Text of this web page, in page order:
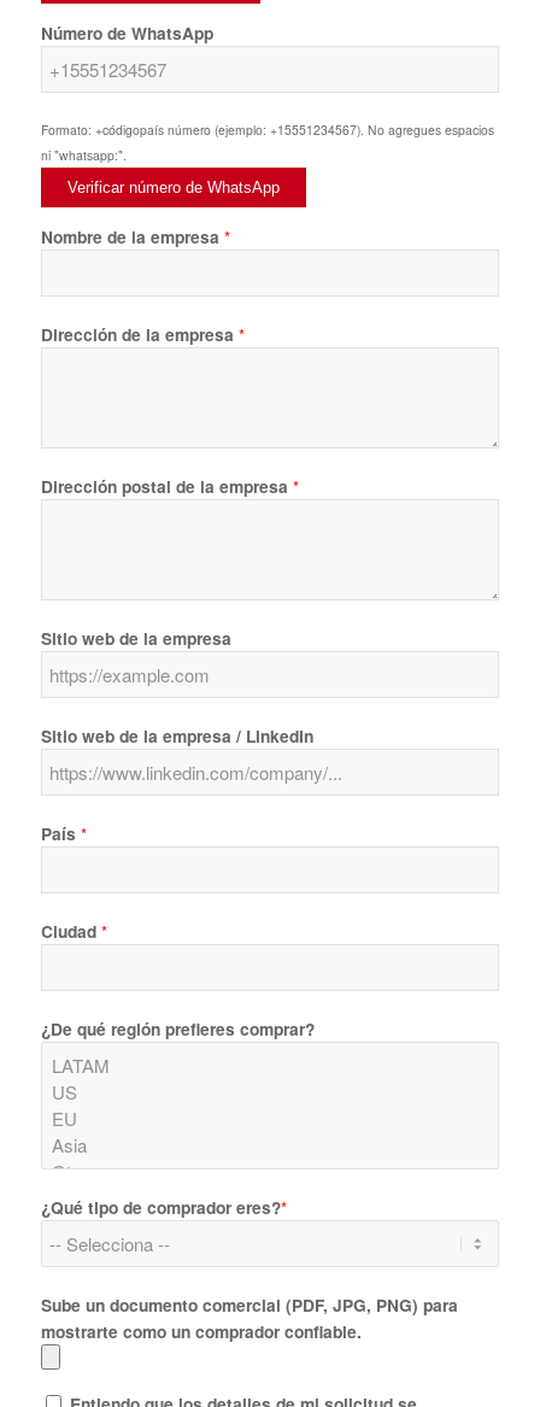
Número de WhatsApp
Formato: +códigopaís número (ejemplo: +15551234567). No agregues espacios
ni "whatsapp:".
Verificar número de WhatsApp
Nombre de la empresa *
Dirección de la empresa *
Dirección postal de la empresa *
Sitio web de la empresa
Sitio web de la empresa / LinkedIn
País *
Ciudad *
¿De qué región prefieres comprar?
¿Qué tipo de comprador eres?*
Sube un documento comercial (PDF, JPG, PNG) para
mostrarte como un comprador confiable.